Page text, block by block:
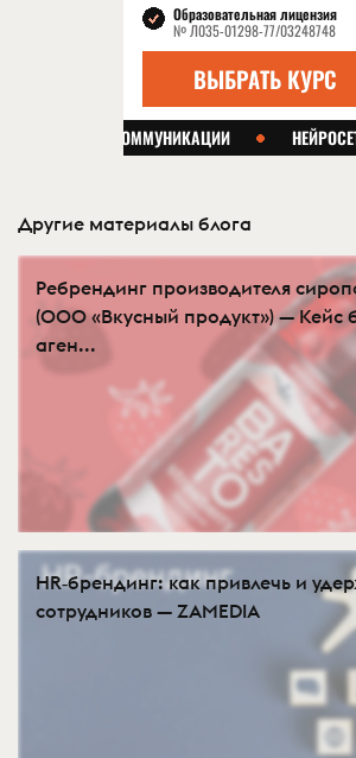
Другие материалы блога
Ребрендинг производителя
(ООО «Вкусный продукт») — Кейс
аген...
HR‑брендинг: как привлечь и
сотрудников — ZAMEDIA